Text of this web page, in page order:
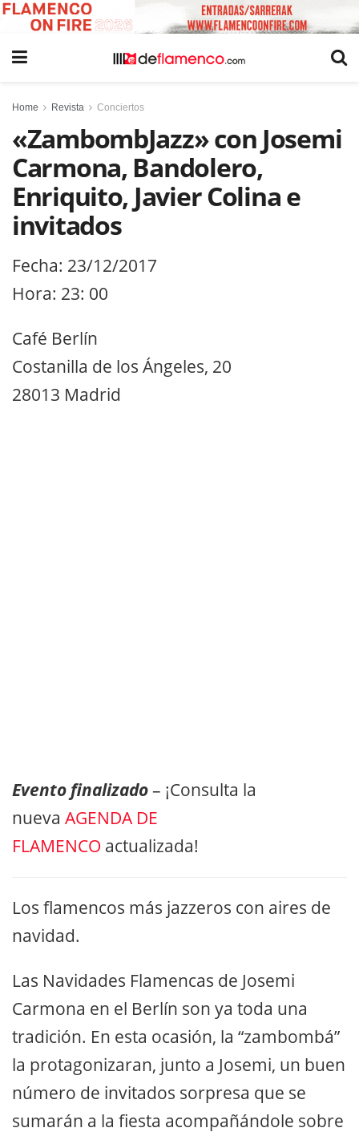
Home Revista Conciertos
«ZambombJazz» con Josemi
Carmona, Bandolero,
Enriquito, Javier Colina e
invitados
Fecha: 23/12/2017
Hora: 23: 00
Café Berlín
Costanilla de los Ángeles, 20
28013 Madrid
Evento finalizado– ¡Consulta la
nueva AGENDA DE
FLAMENCO actualizada!
Los flamencos más jazzeros con aires de
navidad.
Las Navidades Flamencas de Josemi
Carmona en el Berlín son ya toda una
tradición. En esta ocasión, la “zambombá”
la protagonizaran, junto a Josemi, un buen
número de invitados sorpresa que se
sumarán a la fiesta acompañándole sobre